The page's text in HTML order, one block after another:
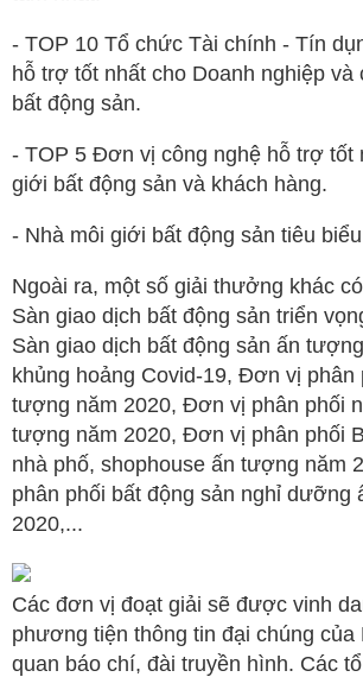
- TOP 10 Tổ chức Tài chính - Tín
hỗ trợ tốt nhất cho Doanh nghiệp và
bất động sản.
- TOP 5 Đơn vị công nghệ hỗ trợ tốt
giới bất động sản và khách hàng.
- Nhà môi giới bất động sản tiêu
Ngoài ra, một số giải thưởng khác
Sàn giao dịch bất động sản triển
Sàn giao dịch bất động sản ấn
khủng hoảng Covid-19, Đơn vị phân
tượng năm 2020, Đơn vị phân phối
tượng năm 2020, Đơn vị phân phối
nhà phố, shophouse ấn tượng năm
phân phối bất động sản nghỉ dưỡng
2020,...
Các đơn vị đoạt giải sẽ được vinh
phương tiện thông tin đại chúng của
quan báo chí, đài truyền hình. Các